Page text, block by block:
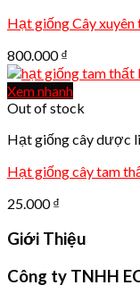
Hạt giống Cây xuyên
800.000₫
Xem nhanh
Out of stock
Hạt giống cây dược
Hạt giống cây tam
25.000₫
Giới Thiệu
Công ty TNHH